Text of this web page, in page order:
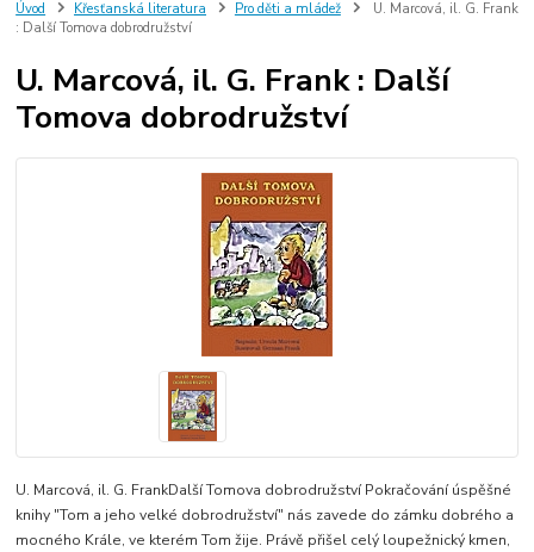
Úvod Křesťanská literatura Pro děti a mládež
U. Marcová, il. G. Frank
: Další Tomova dobrodružství
U. Marcová, il. G. Frank : Další
Tomova dobrodružství
U. Marcová, il. G. FrankDalší Tomova dobrodružství Pokračování úspěšné
knihy "Tom a jeho velké dobrodružství" nás zavede do zámku dobrého a
mocného Krále, ve kterém Tom žije. Právě přišel celý loupežnický kmen,